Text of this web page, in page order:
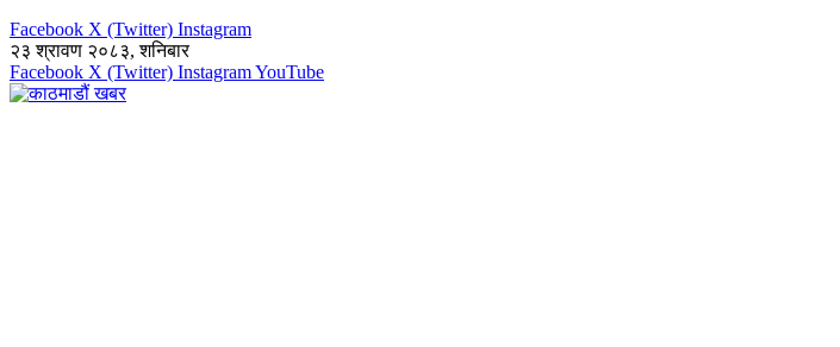
Facebook X (Twitter) Instagram
२३ श्रावण २०८३, शनिबार
Facebook X (Twitter) InstagramYouTube